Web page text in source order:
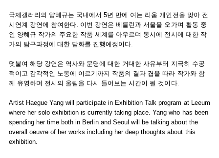
국제갤러리의 양혜규는 국내에서 5년 만에 여는 리움 개인전을 맞아 전
시연계 강연에 참여한다. 이번 강연은 베를린과 서울을 오가며 활동 중
인 양혜규 작가의 주요한 작품 세계를 아우르며 동시에 전시에 대한 작
가의 탐구과정에 대한 담화를 진행예정이다.
덧붙여 해당 강연은 역사와 문명에 대한 거대한 사유부터 지극히 수공
적이고 감각적인 노동에 이르기까지 작품의 결과 겹을 따라 작가와 함
께 유영하며 전시의 울림을 다시 들어보는 시간이 될 것이다.
Artist Haegue Yang will participate in Exhibition Talk program at Leeum
where her solo exhibition is currently taking place. Yang who has been
spending her time both in Berlin and Seoul will be talking about the
overall oeuvre of her works including her deep thoughts about this
exhibition.